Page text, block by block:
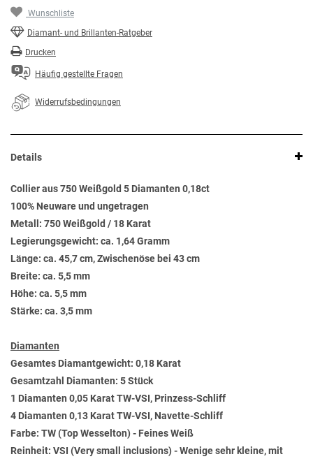
Wunschliste
Diamant- und Brillanten-Ratgeber
Drucken
Häufig gestellte Fragen
Widerrufsbedingungen
Details
Collier aus 750 Weißgold 5 Diamanten 0,18ct
100% Neuware und ungetragen
Metall: 750 Weißgold / 18 Karat
Legierungsgewicht: ca. 1,64 Gramm
Länge: ca. 45,7 cm, Zwischenöse bei 43 cm
Breite: ca. 5,5 mm
Höhe: ca. 5,5 mm
Stärke: ca. 3,5 mm
Diamanten
Gesamtes Diamantgewicht: 0,18 Karat
Gesamtzahl Diamanten: 5 Stück
1 Diamanten 0,05 Karat TW-VSI, Prinzess-Schliff
4 Diamanten 0,13 Karat TW-VSI, Navette-Schliff
Farbe: TW (Top Wesselton) - Feines Weiß
Reinheit: VSI (Very small inclusions) - Wenige sehr kleine, mit